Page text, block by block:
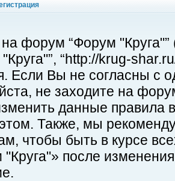
форум “Форум
“http://krug-
Если Вы не согласны с
не заходите на
данные правила
Также, мы
чтобы быть в курсе
после